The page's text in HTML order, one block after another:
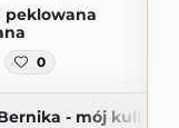
peklowana
0
- mój